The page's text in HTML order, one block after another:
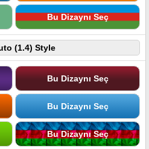
Bu Dizaynı Seç
(1.4) Style
Bu Dizaynı Seç
Bu Dizaynı Seç
Bu Dizaynı Seç